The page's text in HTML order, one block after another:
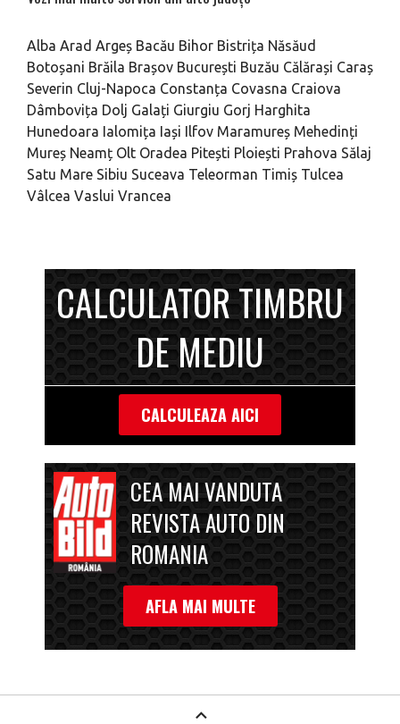
Alba Arad Argeș Bacău Bihor Bistrița Năsăud
Botoșani Brăila Brașov București Buzău Călărași Caraș
Severin Cluj-Napoca Constanța Covasna Craiova
Dâmbovița Dolj Galați Giurgiu Gorj Harghita
Hunedoara Ialomița Iași Ilfov Maramureș Mehedinți
Mureș Neamț Olt Oradea Pitești Ploiești Prahova Sălaj
Satu Mare Sibiu Suceava Teleorman Timiș Tulcea
Vâlcea Vaslui Vrancea
CALCULATOR TIMBRU
DE MEDIU
CALCULEAZA AICI
CEA MAI VANDUTA
REVISTA AUTO DIN
ROMANIA
AFLA MAI MULTE